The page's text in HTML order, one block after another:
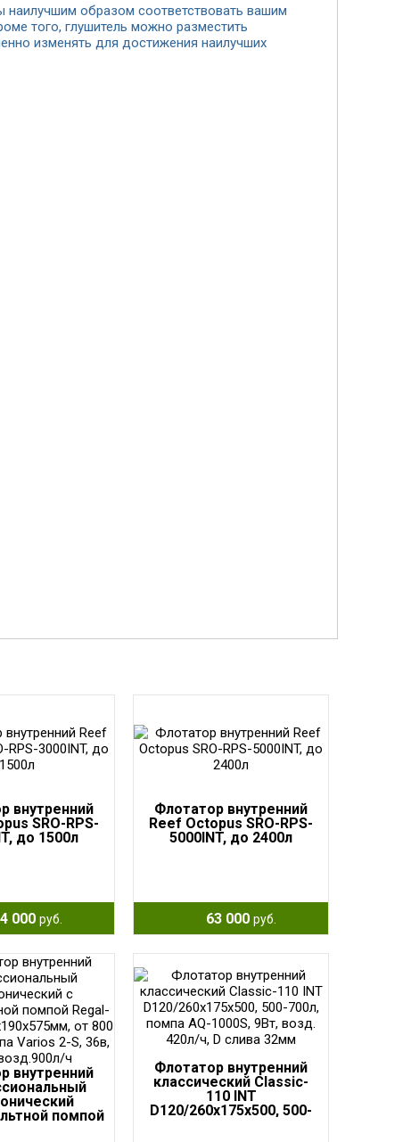
образом соответствовать вашим
того, глушитель можно разместить
изменять для достижения наилучших
внутренний
SRO-RPS-
до 1500л
000 руб.
Флотатор внутренний
Reef Octopus SRO-RPS-
5000INT, до 2400л
63 000 руб.
внутренний
помпой
Флотатор внутренний
классический Classic-
110 INT
D120/260x175x500, 500-